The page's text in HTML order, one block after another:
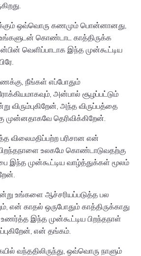
ஒவ்வொரு கணமும் பொன்னானது,
கொண்டாட காத்திருக்க
வெளிப்பாடாக இந்த முன்கூட்டிய
நீங்கள் எப்போதும்
அன்பால் சூழப்பட்டும்
விரும்புகிறேன், அந்த விருப்பத்தை
முன்னதாகவே தெரிவிக்கிறேன்.
விலைமதிப்பற்ற பரிசான என்
உலகமே கொண்டாடுவதற்கு
முன்கூட்டிய வாழ்த்துக்கள் மூலம்
உங்களை ஆச்சரியப்படுத்த பல
என் காதல் ஒருபோதும் காத்திருக்காது
இந்த முன்கூட்டிய பிறந்தநாள்
என் தங்கம்.
வந்ததிலிருந்து, ஒவ்வொரு நாளும்